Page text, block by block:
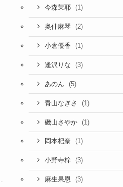
今森茉耶 (1)
奥仲麻琴 (2)
小倉優香 (1)
逢沢りな (3)
あのん (5)
青山なぎさ (1)
磯山さやか (1)
岡本杷奈 (1)
小野寺梓 (3)
麻生果恩 (3)